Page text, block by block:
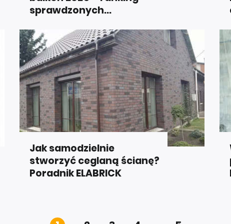
sprawdzonych...
Jak samodzielnie
stworzyć ceglaną ścianę?
Poradnik ELABRICK